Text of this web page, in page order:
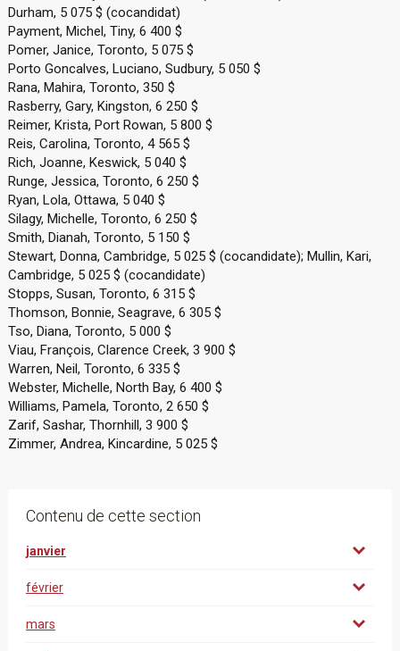
Durham, 5 075 $ (cocandidat)
Payment, Michel, Tiny, 6 400 $
Pomer, Janice, Toronto, 5 075 $
Porto Goncalves, Luciano, Sudbury, 5 050 $
Rana, Mahira, Toronto, 350 $
Rasberry, Gary, Kingston, 6 250 $
Reimer, Krista, Port Rowan, 5 800 $
Reis, Carolina, Toronto, 4 565 $
Rich, Joanne, Keswick, 5 040 $
Runge, Jessica, Toronto, 6 250 $
Ryan, Lola, Ottawa, 5 040 $
Silagy, Michelle, Toronto, 6 250 $
Smith, Dianah, Toronto, 5 150 $
Stewart, Donna, Cambridge, 5 025 $ (cocandidate); Mullin, Kari,
Cambridge, 5 025 $ (cocandidate)
Stopps, Susan, Toronto, 6 315 $
Thomson, Bonnie, Seagrave, 6 305 $
Tso, Diana, Toronto, 5 000 $
Viau, François, Clarence Creek, 3 900 $
Warren, Neil, Toronto, 6 335 $
Webster, Michelle, North Bay, 6 400 $
Williams, Pamela, Toronto, 2 650 $
Zarif, Sashar, Thornhill, 3 900 $
Zimmer, Andrea, Kincardine, 5 025 $
Contenu de cette section
janvier
février
mars